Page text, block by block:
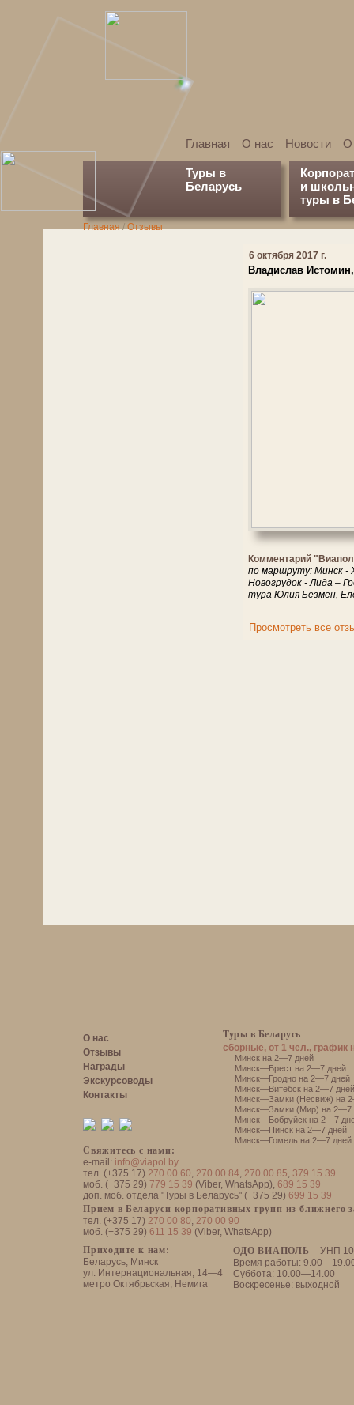
Главная О нас Новости
Туры в
Беларусь
и
туры в
Главная/Отзывы
6 октября 2017 г.
Владислав
Комментарий
по маршруту: Минск -
Новогрудок - Лида –
тура Юлия Безмен,
Просмотреть все
О нас
Отзывы
Награды
Экскурсоводы
Контакты
Свяжитесь с нами:
e-mail: info@viapol.by
тел. (+375 17) 270 00 60, 270 00 84, 270 00 85, 379 15 39
моб. (+375 29) 779 15 39 (Viber, WhatsApp), 689 15 39
доп. моб. отдела "Туры в Беларусь" (+375 29) 699 15 39
Прием в Беларуси корпоративных групп из ближнего
тел. (+375 17) 270 00 80, 270 00 90
моб. (+375 29) 611 15 39 (Viber, WhatsApp)
ОДО ВИАПОЛЬ
УНП
Время работы:
Суббота: 10.00—14.00
Воскресенье: выходной
Приходите к нам:
Беларусь, Минск
ул. Интернациональная, 14—4
метро Октябрьская, Немига
Туры в Беларусь
сборные, от 1 чел., график
Минск на 2—7 дней
Минск—Брест на 2—7 дней
Минск—Гродно на 2—7 дней
Минск—Витебск на 2—7 дней
Минск—Замки (Несвиж) на
Минск—Замки (Мир) на 2—7
Минск—Бобруйск на 2—7
Минск—Пинск на 2—7 дней
Минск—Гомель на 2—7 дней